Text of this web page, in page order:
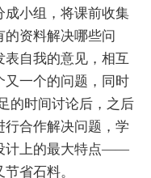
成小组，将课前收集
资料解决哪些问
表自我的意见，相互
又一个的问题，同时
的时间讨论后，之后
合作解决问题，学
计上的最大特点——
省石料。